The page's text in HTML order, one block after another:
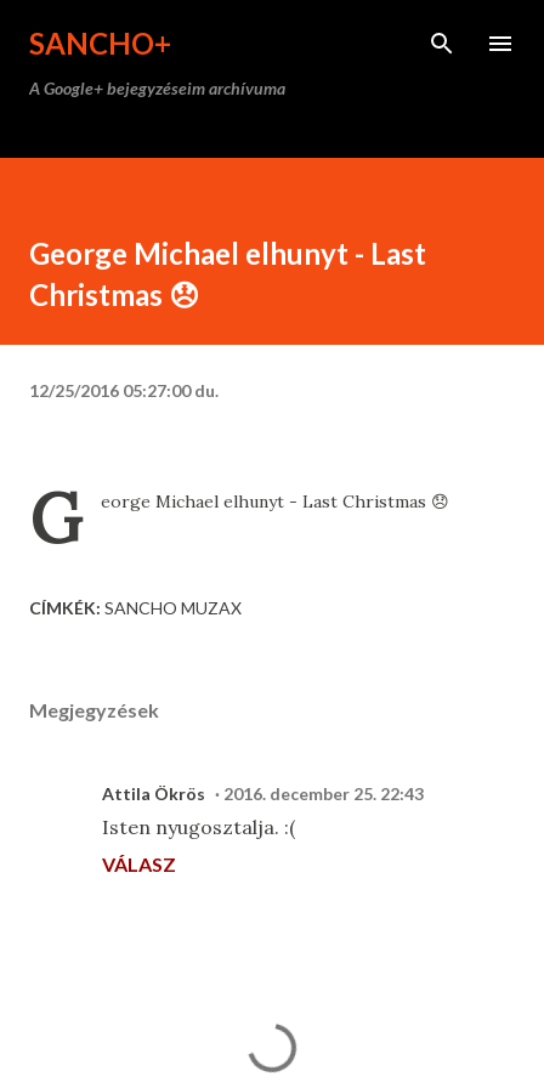
SANCHO+
A Google+ bejegyzéseim archívuma
George Michael elhunyt - Last
Christmas 😞
12/25/2016 05:27:00 du.
G eorge Michael elhunyt - Last Christmas 😞
CÍMKÉK: SANCHO MUZAX
Megjegyzések
Attila Ökrös 2016. december 25. 22:43
Isten nyugosztalja. :(
VÁLASZ